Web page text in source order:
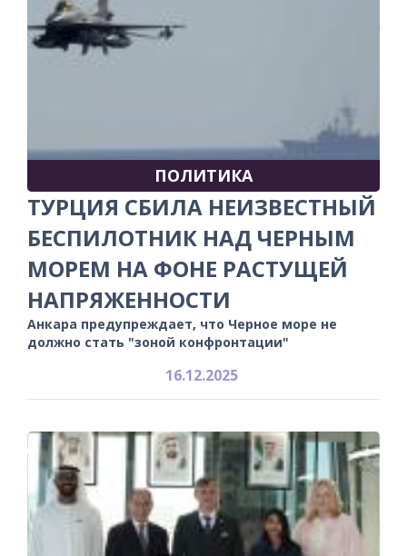
ПОЛИТИКА
ТУРЦИЯ СБИЛА НЕИЗВЕСТНЫЙ
БЕСПИЛОТНИК НАД ЧЕРНЫМ
МОРЕМ НА ФОНЕ РАСТУЩЕЙ
НАПРЯЖЕННОСТИ
Анкара предупреждает, что Черное море не
должно стать "зоной конфронтации"
16.12.2025